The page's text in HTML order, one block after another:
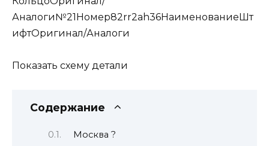
Аналоги№21Номер82rr2ah36НаименованиеШт
ифтОригинал/Аналоги
Показать схему детали
Содержание
Москва ?